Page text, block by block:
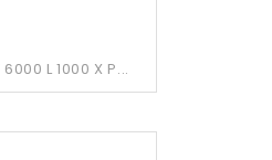
L 1000 X P...